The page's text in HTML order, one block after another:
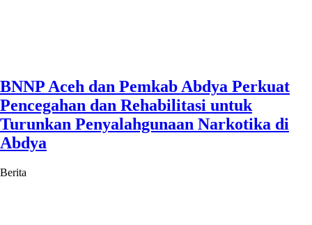
BNNP Aceh dan Pemkab Abdya Perkuat
Pencegahan dan Rehabilitasi untuk
Turunkan Penyalahgunaan Narkotika di
Abdya
Berita